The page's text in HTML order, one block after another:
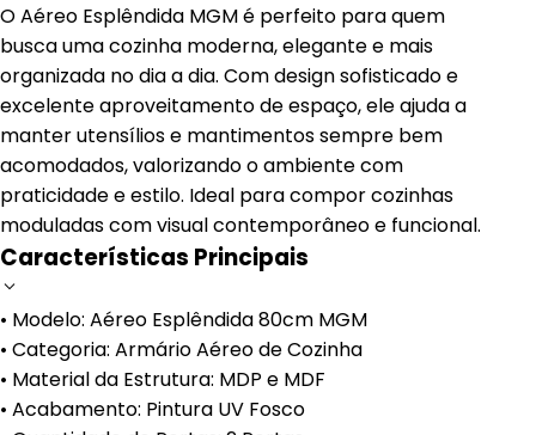
O Aéreo Esplêndida MGM é perfeito para quem
busca uma cozinha moderna, elegante e mais
organizada no dia a dia. Com design sofisticado e
excelente aproveitamento de espaço, ele ajuda a
manter utensílios e mantimentos sempre bem
acomodados, valorizando o ambiente com
praticidade e estilo. Ideal para compor cozinhas
moduladas com visual contemporâneo e funcional.
Características Principais
• Modelo: Aéreo Esplêndida 80cm MGM
• Categoria: Armário Aéreo de Cozinha
• Material da Estrutura: MDP e MDF
• Acabamento: Pintura UV Fosco